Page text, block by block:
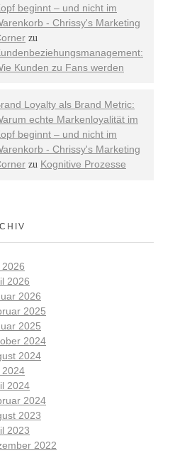
beginnt – und nicht im
- Chrissy's Marketing
zu
Kunden zu Fans werden
Loyalty als Brand Metric:
echte Markenloyalität im
beginnt – und nicht im
- Chrissy's Marketing
zu Kognitive Prozesse
2026
2026
2026
2025
2025
2024
2024
2024
2024
2024
2023
2023
2022